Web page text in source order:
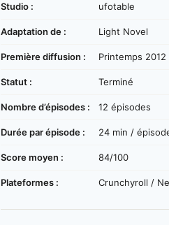
Studio : ufotable
Adaptation de : Light Novel
Première diffusion : Printemps 2012
Statut : Terminé
Nombre d’épisodes : 12 épisodes
Durée par épisode : 24 min /
Score moyen : 84/100
Plateformes : Crunchyroll /